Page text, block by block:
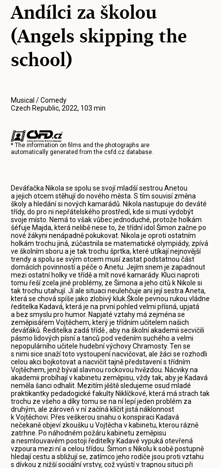
Andílci za školou
(Angels skipping the
school)
Musical / Comedy
Czech Republic, 2022, 103 min
* The information on films and the photographs are
automatically generated from thecsfd.cz database.
Deváťačka Nikola se spolu se svojí mladší sestrou Anetou
a jejich otcem stěhují do nového města. S tím souvisí změna
školy a hledání si nových kamarádů. Nikola nastupuje do deváté
třídy, do pro ni nepřátelského prostředí, kde si musí vydobýt
svoje místo. Nemá to však vůbec jednoduché, protože holkám
šéfuje Majda, která nelibě nese to, že třídní idol Šimon začne po
nové žákyni nenápadně pokukovat. Nikola je oproti ostatním
holkám trochu jiná, zúčastnila se matematické olympiády, zpívá
ve školním sboru a je tak trochu šprtka, které utíkají nejnovější
trendy a spolu se svým otcem musí zastat podstatnou část
domácích povinností a péče o Anetu. Jejím snem je zapadnout
mezi ostatní holky ve třídě a mít nové kamarády. Kluci naproti
tomu řeší zcela jiné problémy, ze Šimona a jeho citů k Nikole si
tak trochu utahují. Jí ale situaci neulehčuje ani její sestra Aneta,
která se chová spíše jako zlobivý kluk.Škole pevnou rukou vládne
ředitelka Kadavá, která je na první pohled velmi přísná, upjatá
a bez smyslu pro humor. Napjaté vztahy má zejména se
zeměpisářem Vojtěchem, který je třídním učitelem našich
deváťáků. Ředitelka zadá třídě , aby na školní akademii secvičili
pásmo lidových písní a tanců pod vedením suchého a velmi
nepopulárního učitele hudební výchovy Chramosty. Ten se
s nimi sice snaží toto vystoupení nacvičovat, ale žáci se rozhodli
celou akci bojkotovat a nacvičit tajně představení s třídním
Vojtěchem, jenž býval slavnou rockovou hvězdou. Nácviky na
akademii probíhají v kabinetu zeměpisu, vždy tak, aby je Kadavá
neměla šanci odhalit. Mezitím jěště sledujeme osud mladé
praktikantky pedadogické fakulty Niklíčkové, která má strach tak
trochu ze všeho a díky tomu se na ní lepí jeden problém za
druhým, ale zároveň v ní začíná klíčit jistá náklonnost
k Vojtěchovi. Přes veškerou snahu o konspiraci Kadavá
nečekaně objeví zkoušku u Vojtěcha v kabinetu, kterou rázně
zatrhne. Po náhodném požáru kabinetu zeměpisu
a nesmlouvavém postoji ředitelky Kadavé vypuká otevřená
vzpoura mezi ní a celou třídou. Šimon s Nikolu k sobě postupně
hledají cestu a sbližují se, zatímco jeho rodiče jsou proti vztahu
s dívkou z nižší sociální vrstvy, což vyústí v trapnou situci při